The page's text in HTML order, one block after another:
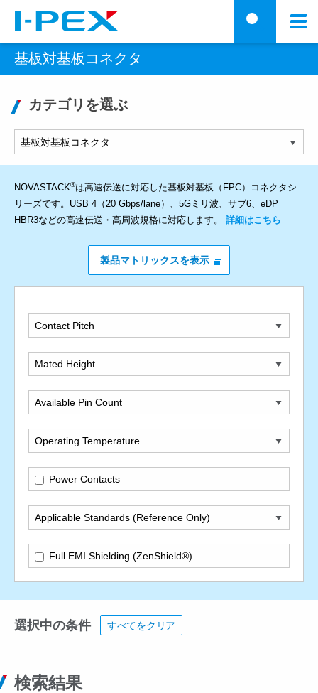
検索
ニ
基板対基板コネクタ
カテゴリを選ぶ
NOVASTACK®は高速伝送に対応した基板対基板（FPC）コネクタシ
リーズです。USB 4（20 Gbps/lane）、5Gミリ波、サブ6、eDP
HBR3などの高速伝送・高周波規格に対応します。 詳細はこちら
製品マトリックスを表示
Contact Pitch
Mated Height
Available Pin Count
Operating Temperature
Power Contacts
Applicable Standards (Reference Only)
Full EMI Shielding (ZenShield®)
選択中の条件 すべてをクリア
検索結果